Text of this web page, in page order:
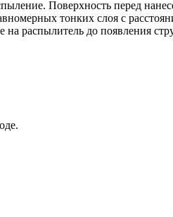
Поверхность перед
тонких слоя с
распылитель до появления